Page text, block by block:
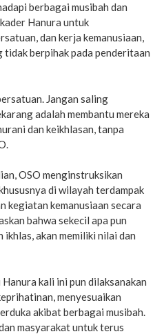
berbagai musibah dan
Hanura untuk
dan kerja kemanusiaan,
berpihak pada penderitaan
Jangan saling
adalah membantu mereka
dan keikhlasan, tanpa
OSO menginstruksikan
di wilayah terdampak
kegiatan kemanusiaan secara
bahwa sekecil apa pun
akan memiliki nilai dan
kali ini pun dilaksanakan
menyesuaikan
akibat berbagai musibah.
masyarakat untuk terus